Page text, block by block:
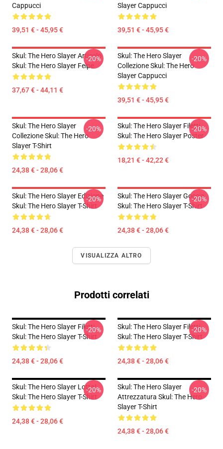
Cappucci
39,51 € - 45,95 €
Slayer Cappucci
39,51 € - 45,95 €
Skul: The Hero Slayer Articolo
Skul: The Hero Slayer Felpe
37,67 € - 44,11 €
-20%
Skul: The Hero Slayer
Collezione Skul: The Hero
Slayer Cappucci
39,51 € - 45,95 €
-20%
Skul: The Hero Slayer
Collezione Skul: The Hero
Slayer T-Shirt
24,38 € - 28,06 €
-20%
Skul: The Hero Slayer Filetti
Skul: The Hero Slayer Poster
18,21 € - 42,22 €
-20%
Skul: The Hero Slayer Edizione
Skul: The Hero Slayer T-Shirt
24,38 € - 28,06 €
-20%
Skul: The Hero Slayer Goccia
Skul: The Hero Slayer T-Shirt
24,38 € - 28,06 €
-20%
VISUALIZZA ALTRO
Prodotti correlati
Skul: The Hero Slayer Filetti
Skul: The Hero Slayer T-Shirt
24,38 € - 28,06 €
-20%
Skul: The Hero Slayer Filetti
Skul: The Hero Slayer T-Shirt
24,38 € - 28,06 €
-20%
Skul: The Hero Slayer Lotta!
Skul: The Hero Slayer T-Shirt
24,38 € - 28,06 €
-20%
Skul: The Hero Slayer
Attrezzatura Skul: The Hero
Slayer T-Shirt
24,38 € - 28,06 €
-20%